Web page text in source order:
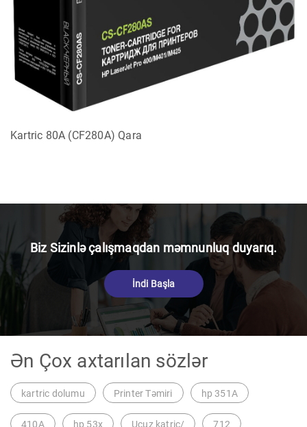
Kartric 80A (CF280A) Qara
Biz Sizinlə çalışmaqdan məmnunluq duyarıq.
İndi Başla
Ən Çox axtarılan sözlər
kartric dolumu Printer Təmiri hp 351A
410A hp 53x Ucuz katric/ 712